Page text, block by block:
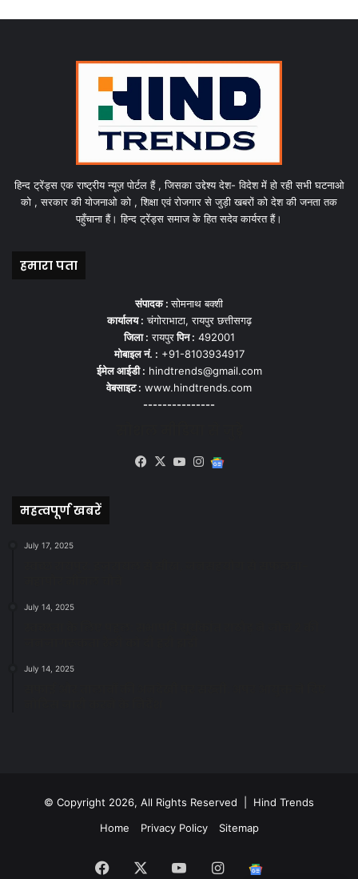
हिन्द ट्रेंड्स एक राष्ट्रीय न्यूज़ पोर्टल हैं , जिसका उद्देश्य देश- विदेश में हो रही सभी घटनाओ
को , सरकार की योजनाओ को , शिक्षा एवं रोजगार से जुड़ी खबरों को देश की जनता तक
पहुँचाना हैं। हिन्द ट्रेंड्स समाज के हित सदेव कार्यरत हैं।
हमारा पता
संपादक :सोमनाथ बक्शी
कार्यालय : चंगोराभाटा, रायपुर छत्तीसगढ़
जिला : रायपुरपिन : 492001
मोबाइल नं. : +91-8103934917
ईमेल आईडी : hindtrends@gmail.com
वेबसाइट : www.hindtrends.com
---------------
Facebook
X YouTubeInstagram
महत्वपूर्ण खबरें
July 17, 2025
July 14, 2025
July 14, 2025
© Copyright 2026, All Rights Reserved | Hind Trends
Home
Privacy Policy Sitemap
Facebook YouTubeInstagram